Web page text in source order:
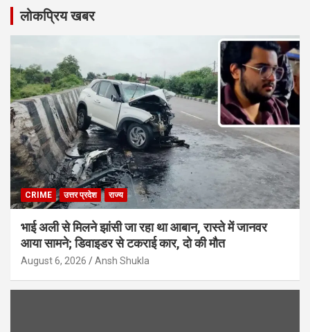
लोकप्रिय खबर
CRIME उत्तर प्रदेश राज्य
भाई अली से मिलने झांसी जा रहा था आबान, रास्ते में जानवर
आया सामने; डिवाइडर से टकराई कार, दो की मौत
August 6, 2026 Ansh Shukla